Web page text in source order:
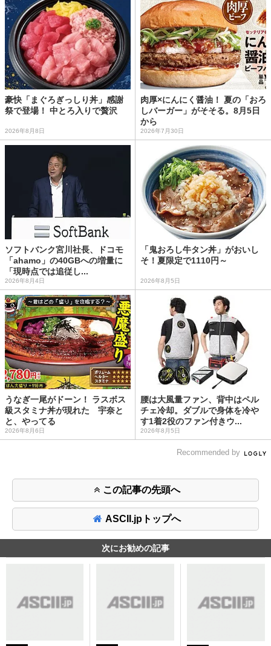
豪快「まぐろぎっしり丼」感謝
祭で登場！ 中とろ入りで贅沢
2026年8月8日
肉厚×にんにく醤油！ 夏の「おろ
しバーガー」がそそる。8月5日
から
2026年7月30日
ソフトバンク宮川社長、ドコモ
「ahamo」の40GBへの増量に
「現時点では追従し...
2026年8月4日
「鬼おろし牛タン丼」がおいし
そ！夏限定で1110円～
2026年8月5日
うなぎ一尾がドーン！ ラスボス
級スタミナ丼が現れた 宇奈と
と、やってる
2026年8月6日
腰は大風量ファン、背中はペル
チェ冷却。ダブルで身体を冷や
す1着2役のファン付きウ...
2026年8月5日
Recommended by
この記事の先頭へ
ASCII.jpトップへ
次にお勧めの記事